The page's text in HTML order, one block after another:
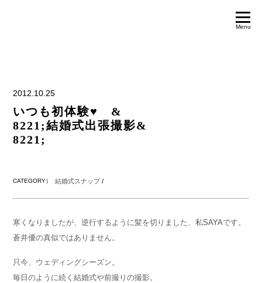
Menu
2012.10.25
いつも初体験♥ &
8221;結婚式出張撮影&
8221;
CATEGORY）結婚式スナップ/
寒くなりましたが、逆行するように髪を切りました、私SAYAです。
蒼井優の真似ではありません。
只今、ウェディングシーズン。
毎日のように続く結婚式や前撮りの撮影。